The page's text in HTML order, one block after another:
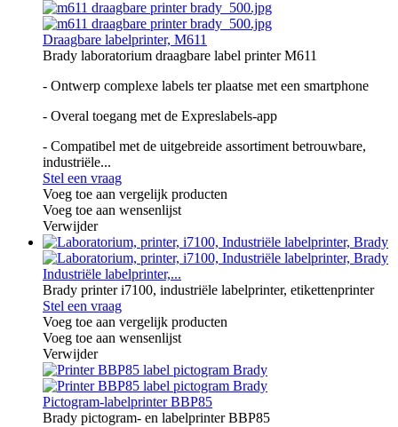
Draagbare labelprinter, M611
Brady laboratorium draagbare label printer M611
- Ontwerp complexe labels ter plaatse met een smartphone
- Overal toegang met de Expreslabels-app
- Compatibel met de uitgebreide assortiment betrouwbare,
industriële...
Stel een vraag
Voeg toe aan vergelijk producten
Voeg toe aan wensenlijst
Verwijder
Industriële labelprinter,...
Brady printer i7100, industriële labelprinter, etikettenprinter
Stel een vraag
Voeg toe aan vergelijk producten
Voeg toe aan wensenlijst
Verwijder
Pictogram-labelprinter BBP85
Brady pictogram- en labelprinter BBP85